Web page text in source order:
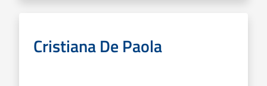
Cristiana De Paola